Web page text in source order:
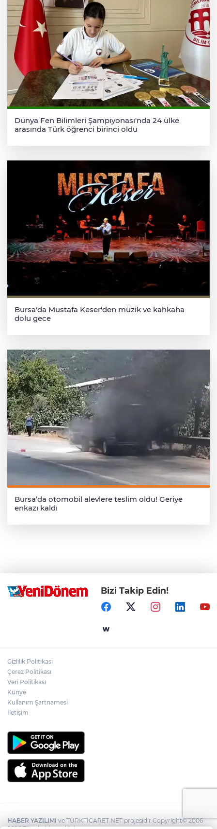
Dünya Fen Bilimleri Şampiyonası'nda 24 ülke
arasında Türk öğrenci birinci oldu
Bursa'da Mustafa Keser'den müzik ve kahkaha
dolu gece
Bursa’da otomobil alevlere teslim oldu! Geriye
enkazı kaldı
Bizi Takip Edin!
Gizlilik Politikası
Çerez Politikası
Veri Politikası
Künye
Kullanım Şartnamesi
İletişim
HABER YAZILIMI ve TURKTICARET.NET projesidir Copyright© 2006-